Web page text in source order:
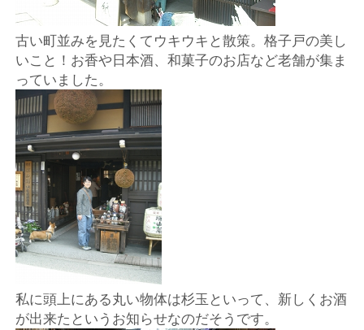
地
ア
ク
ー
ト
古い町並みを見たくてウキウキと散策。格子戸の美し
いこと！お香や日本酒、和菓子のお店など老舗が集ま
っていました。
私に頭上にある丸い物体は杉玉といって、新しくお酒
が出来たというお知らせなのだそうです。